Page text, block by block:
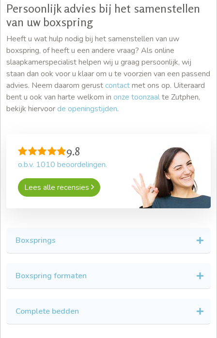
Persoonlijk advies bij het samenstellen
van uw boxspring
Heeft u wat hulp nodig bij het samenstellen van uw
boxspring, of heeft u een andere vraag? Als online
slaapkamerspecialist helpen wij u graag persoonlijk, wij
staan dan ook voor u klaar om u te voorzien van een passend
advies. Neem daarom gerustcontactmet ons op. Uiteraard
bent u ook van harte welkom in onze toonzaalte Zutphen,
bekijk hiervoorde openingstijden.
9.8
o.b.v. 1010 beoordelingen.
Lees alle recensies
Boxsprings
Boxspring formaten
Complete bedden